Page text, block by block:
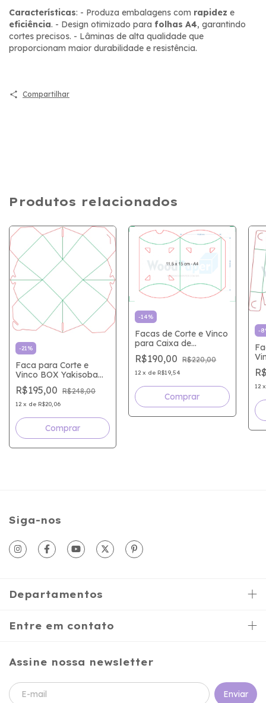
Características: - Produza embalagens com rapidez e
eficiência. - Design otimizado para folhas A4, garantindo
cortes precisos. - Lâminas de alta qualidade que
proporcionam maior durabilidade e resistência.
Compartilhar
Produtos relacionados
-21%
Faca para Corte e
Vinco BOX Yakisoba
7,3x7,3x9 Cm
R$195,00 R$248,00
12 x de R$20,06
-14%
Facas de Corte e Vinco
para Caixa de
Almofada 11,5 x 15 x
4,5 - A4
R$190,00 R$220,00
12 x de R$19,54
-8
12
Siga-nos
Departamentos
Entre em contato
Assine nossa newsletter